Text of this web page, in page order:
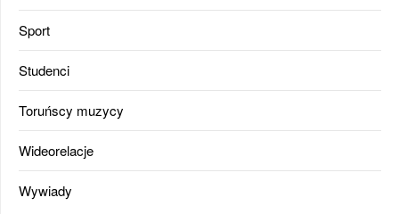
Sport
Studenci
Toruńscy muzycy
Wideorelacje
Wywiady